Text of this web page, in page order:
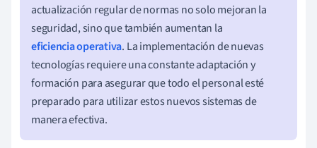
actualización regular de normas no solo mejoran la
seguridad, sino que también aumentan la
eficiencia operativa. La implementación de nuevas
tecnologías requiere una constante adaptación y
formación para asegurar que todo el personal esté
preparado para utilizar estos nuevos sistemas de
manera efectiva.